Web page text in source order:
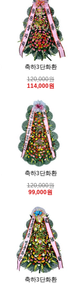
축하3단화환
120,000원
114,000원
축하3단화환
120,000원
99,000원
축하3단화환